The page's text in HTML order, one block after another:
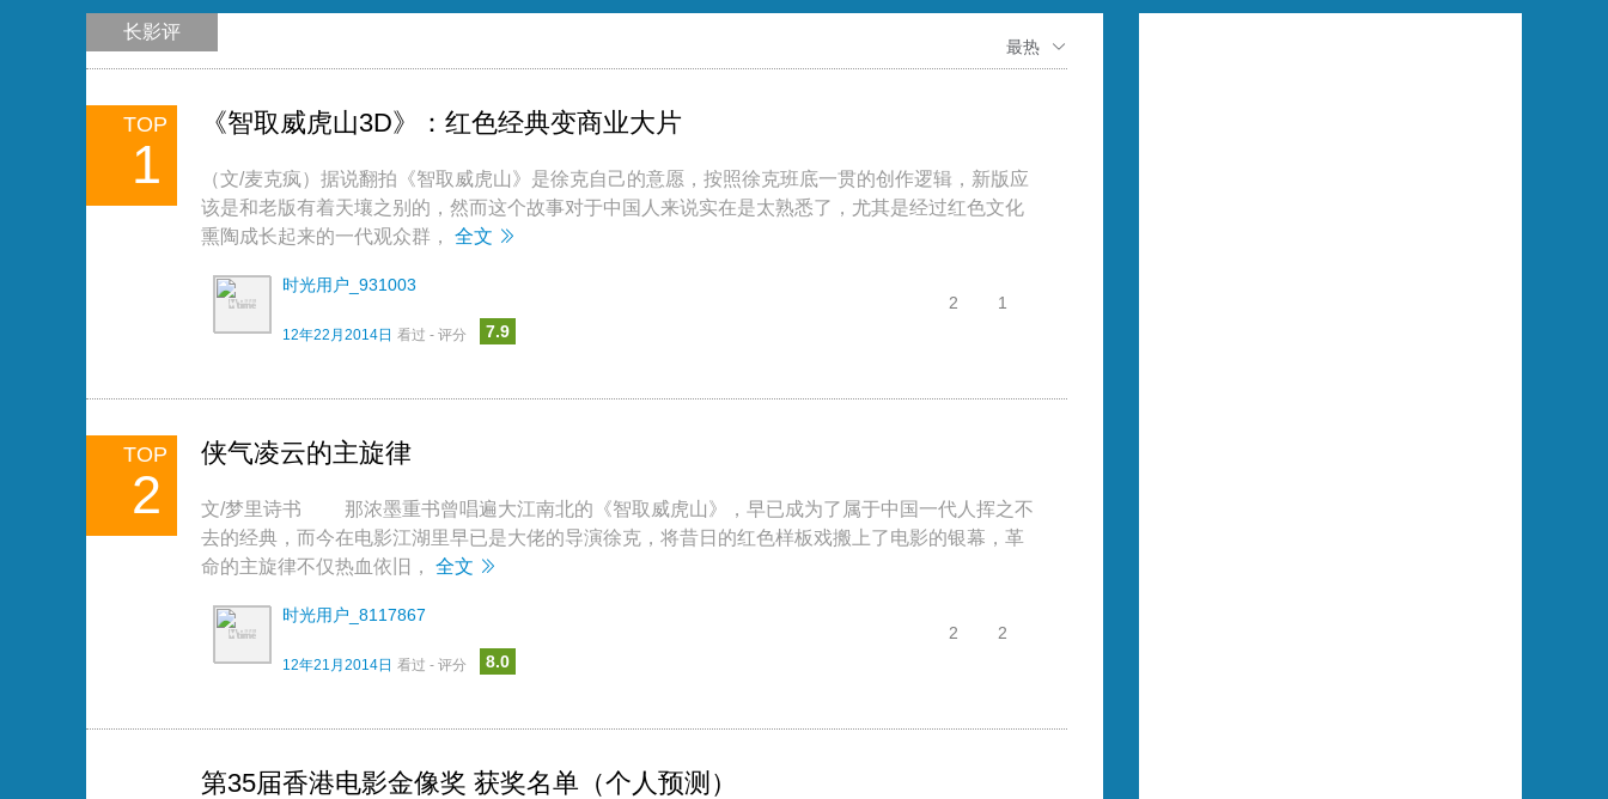
长影评
最热
TOP
1
《智取威虎山3D》：红色经典变商业大片
（文/麦克疯）据说翻拍《智取威虎山》是徐克自己的意愿，按照徐克班底一贯的创作逻辑，新版应
该是和老版有着天壤之别的，然而这个故事对于中国人来说实在是太熟悉了，尤其是经过红色文化
熏陶成长起来的一代观众群，
全文
时光用户_931003
12年22月2014日 看过 - 评分 7.9
2 1
TOP
2
侠气凌云的主旋律
文/梦里诗书 那浓墨重书曾唱遍大江南北的《智取威虎山》，早已成为了属于中国一代人挥之不
去的经典，而今在电影江湖里早已是大佬的导演徐克，将昔日的红色样板戏搬上了电影的银幕，革
命的主旋律不仅热血依旧，
全文
时光用户_8117867
12年21月2014日 看过 - 评分 8.0
2 2
第35届香港电影金像奖 获奖名单（个人预测）